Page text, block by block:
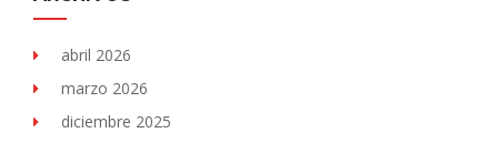
abril 2026
marzo 2026
diciembre 2025